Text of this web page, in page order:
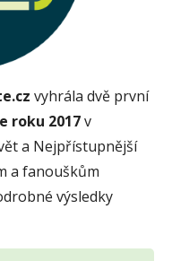
vyhrála dvě první
roku 2017v
a Nejpřístupnější
a fanouškům
výsledky